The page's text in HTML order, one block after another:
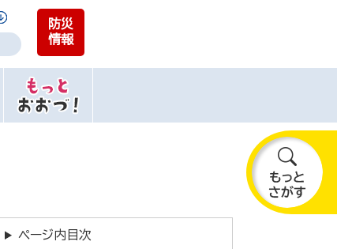
防災
情報
も
っ
ページ内目次